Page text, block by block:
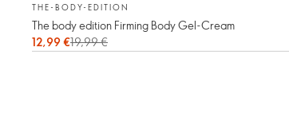
THE-BODY-EDITION
The body edition Firming Body Gel-Cream
12,99 €19,99 €